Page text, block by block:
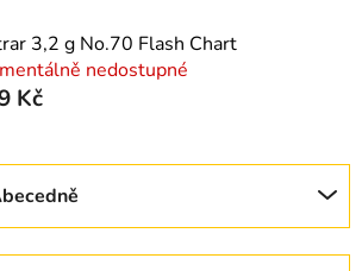
3,2 g No.70 Flash Chart
nedostupné
Kč